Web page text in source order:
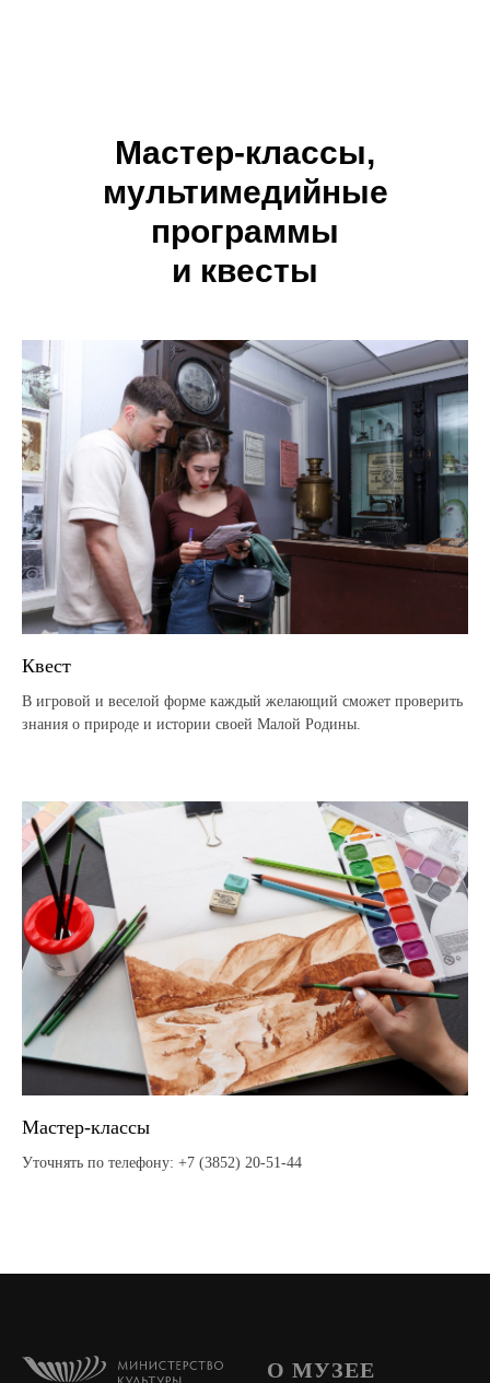
Мастер-классы,
мультимедийные
программы
и квесты
Квест
В игровой и веселой форме каждый желающий сможет проверить
знания о природе и истории своей Малой Родины.
Мастер-классы
Уточнять по телефону: +7 (3852) 20-51-44
О МУЗЕЕ